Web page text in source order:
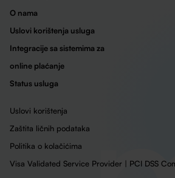
O nama
Uslovi korištenja usluga
Integracije sa sistemima za
online plaćanje
Status usluga
Uslovi korištenja
Zaštita ličnih podataka
Politika o kolačićima
Visa Validated Service Provider | PCI DSS